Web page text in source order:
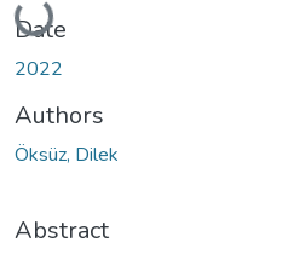
Loading...
Date
2022
Authors
Öksüz, Dilek
Abstract